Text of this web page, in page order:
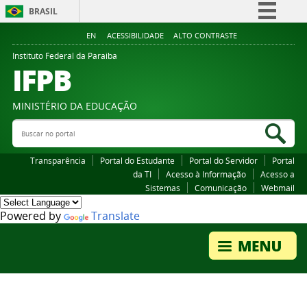
BRASIL
Simplifique!
Legislação
EN ACESSIBILIDADE ALTO CONTRASTE
Instituto Federal da Paraiba
IFPB
MINISTÉRIO DA EDUCAÇÃO
Buscar no portal
Transparência Portal do Estudante Portal do Servidor
Portal
da TI
Acesso à Informação
Acesso a
Sistemas
Comunicação Webmail
Powered by Translate